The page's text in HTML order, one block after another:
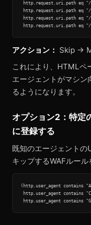
http.request.uri.path eq
http.request.uri.path eq
http.request.uri.path eq
アクション： Skip →
これにより、HTMLペ
エージェントがマシン
るようになります。
オプション2：特定
に登録する
既知のエージェント
キップするWAFルール
(http.user_agent contains
http.user_agent contains